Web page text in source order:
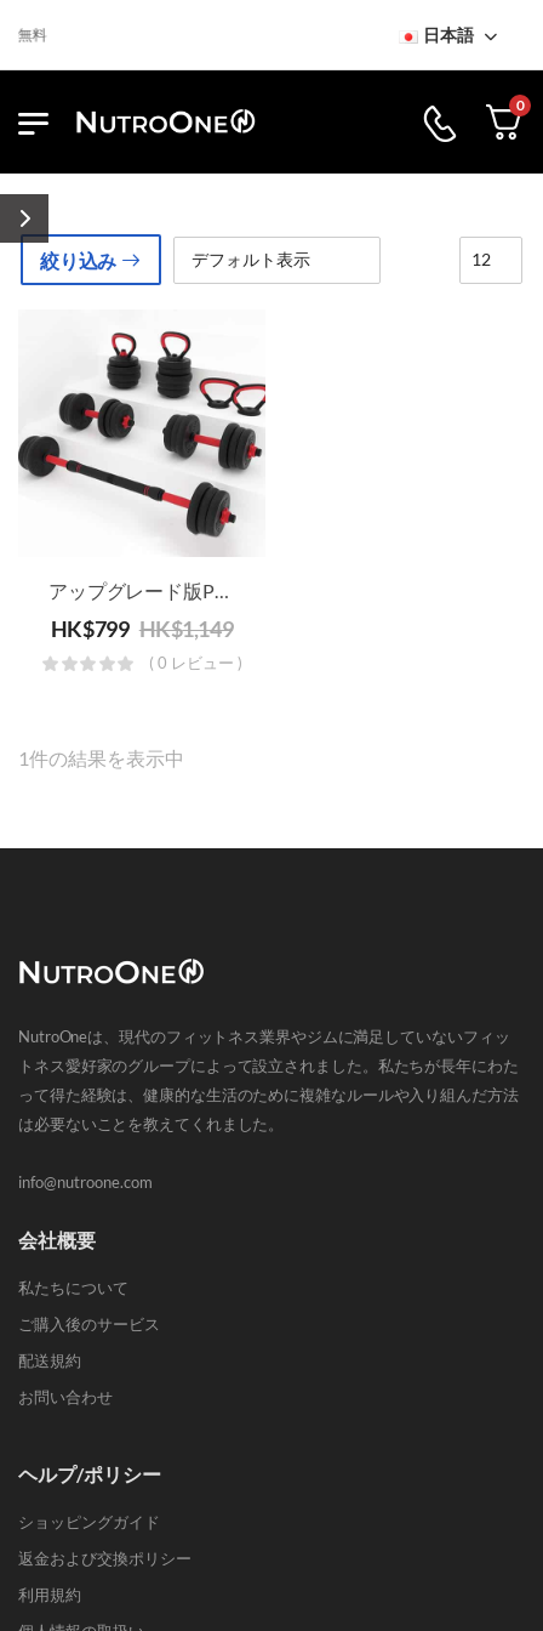
無料 日本語
0
復
復
絞り込み
アップグレード版PVC4-In-1調整可能ダンベル‧バーベル‧ケトルベルセット‧プッシュアップスタンド
HK$799 HK$1,149
( 0 レビュー )
1件の結果を表示中
NutroOneは、現代のフィットネス業界やジムに満足していないフィッ
トネス愛好家のグループによって設立されました。私たちが長年にわた
って得た経験は、健康的な生活のために複雑なルールや入り組んだ方法
は必要ないことを教えてくれました。
info@nutroone.com
会社概要
私たちについて
ご購入後のサービス
配送規約
お問い合わせ
ヘルプ/ポリシー
ショッピングガイド
返金および交換ポリシー
利用規約